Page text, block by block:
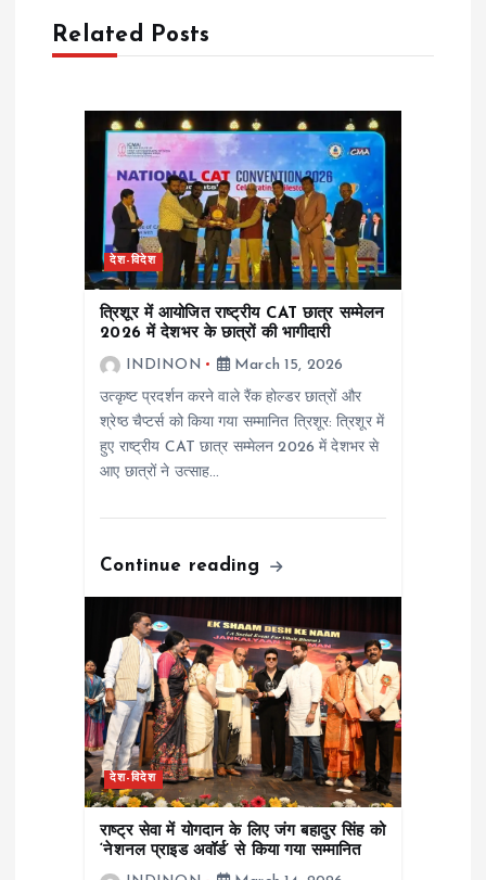
vRelated Posts
देश-विदेश
त्रिशूर में आयोजित राष्ट्रीय CAT छात्र सम्मेलन
2026 में देशभर के छात्रों की भागीदारी
INDINON
March 15, 2026
उत्कृष्ट प्रदर्शन करने वाले रैंक होल्डर छात्रों और
श्रेष्ठ चैप्टर्स को किया गया सम्मानित त्रिशूर: त्रिशूर में
हुए राष्ट्रीय CAT छात्र सम्मेलन 2026 में देशभर से
आए छात्रों ने उत्साह…
Continue reading
देश-विदेश
राष्ट्र सेवा में योगदान के लिए जंग बहादुर सिंह को
‘नेशनल प्राइड अवॉर्ड’ से किया गया सम्मानित